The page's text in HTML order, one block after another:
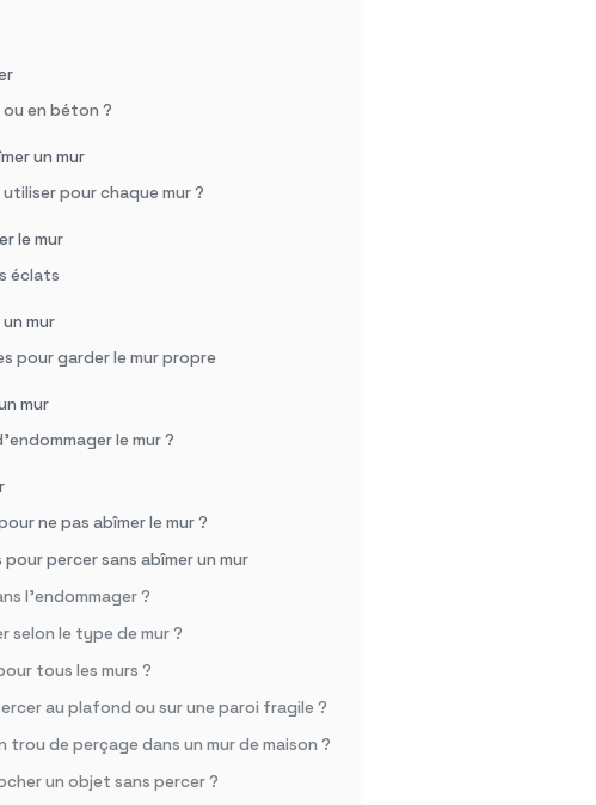
en béton ?
un mur
pour chaque mur ?
le mur
éclats
mur
pour garder le mur propre
mur
le mur ?
ne pas abîmer le mur ?
percer sans abîmer un mur
l’endommager ?
selon le type de mur ?
tous les murs ?
au plafond ou sur une paroi fragile ?
de perçage dans un mur de maison ?
un objet sans percer ?